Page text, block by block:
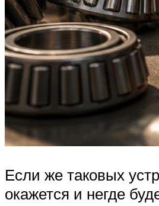
Если же таковых
окажется и негде